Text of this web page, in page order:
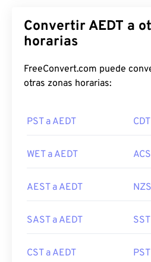
Convertir AEDT a
horarias
FreeConvert.com puede
otras zonas horarias:
PST a AEDT
WET a AEDT
AEST a AEDT
SAST a AEDT
CST a AEDT